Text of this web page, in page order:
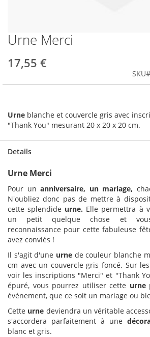
Skip
to
the
beginning
Urne Merci
17,55 €
SKU
Urne blanche et couvercle gris avec
"Thank You" mesurant 20 x 20 x 20 cm.
Details
Urne Merci
Pour un anniversaire, un mariage,
N'oubliez donc pas de mettre à
cette splendide urne. Elle permettra à
un petit quelque chose et
reconnaissance pour cette fabuleuse
avez conviés !
Il s'agit d'une urne de couleur blanche
cm avec un couvercle gris foncé. Sur
voir les inscriptions "Merci" et "Thank
épuré, vous pourrez utiliser cette urne
événement, que ce soit un mariage ou
Cette urne deviendra un véritable
s'accordera parfaitement à une
blanc et gris.